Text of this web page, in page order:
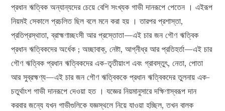
প্রধান ঋত্বিক অন্যান্যদের চেয়ে বেশি সংখ্যক গাভী দানরূপে পেতেন । এইরূপ
নিয়মই সেকালে প্রচলিত ছিল বলে মনে করা হয় । তারপর প্রশাস্তা,
প্রতিপ্রস্থাতা, ব্রাহ্মণাচ্ছংসী আর প্রস্তোতা—এই চার জন গৌণ ঋত্বিক
প্রধান ঋত্বিকদের অর্ধেক ; অচ্ছাবাক্, নেষ্টা, আগ্নীধ্র আর প্রতিহর্তা—এই চার
গৌণ ঋত্বিক প্রধান ঋত্বিকদের এক-তৃতীয়াংশ এবং গ্রাবস্তুৎ, নেতা, পোতা
আর সুব্রহ্মণ্য—এই চার জন গৌণ ঋত্বিককে প্রধান ঋত্বিকদের তুলনায় এক-
চতুর্থাংশ গাভী দানরূপে দেওয়া হত । যজ্ঞের নিয়মানুসারে দক্ষিণাস্বরূপ দান
করবার জন্যে যখন গাভীগুলিকে যজ্ঞস্থলে নিয়ে যাওয়া হচ্ছিল, তখন বালক